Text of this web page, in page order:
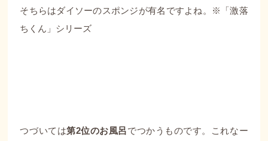
そちらはダイソーのスポンジが有名ですよね。※「激落
ちくん」シリーズ
つづいては第2位のお風呂でつかうものです。これなー